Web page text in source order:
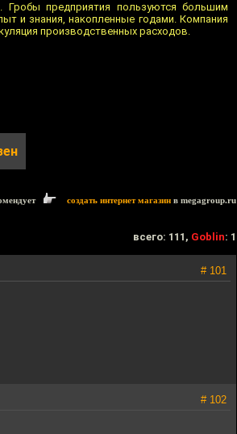
предприятия пользуются большим
и знания, накопленные годами. Компания
производственных расходов.
создать интернет магазин в megagroup.ru
всего: 111, Goblin: 1
# 101
# 102